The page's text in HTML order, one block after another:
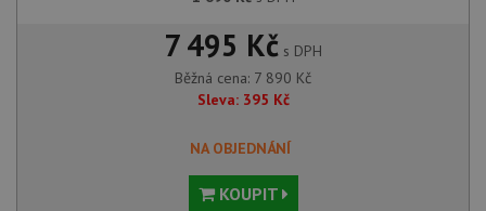
7 495 Kč s DPH
Běžná cena: 7 890 Kč
Sleva: 395 Kč
NA OBJEDNÁNÍ
KOUPIT